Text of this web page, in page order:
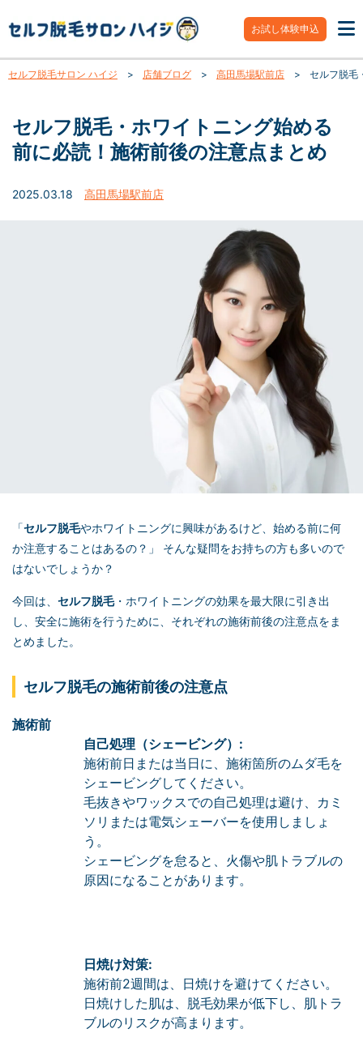
お試し体験申込
セルフ脱毛サロン ハイジ > 店舗ブログ > 高田馬場駅前店 > セルフ脱毛
セルフ脱毛・ホワイトニング始める
前に必読！施術前後の注意点まとめ
2025.03.18 高田馬場駅前店
「セルフ脱毛やホワイトニングに興味があるけど、始める前に何
か注意することはあるの？」 そんな疑問をお持ちの方も多いので
はないでしょうか？
今回は、 セルフ脱毛・ホワイトニングの効果を最大限に引き出
し、安全に施術を行うために、それぞれの施術前後の注意点をま
とめました。
セルフ脱毛の施術前後の注意点
施術前
自己処理（シェービング）:
施術前日または当日に、施術箇所のムダ毛を
シェービングしてください。
毛抜きやワックスでの自己処理は避け、カミ
ソリまたは電気シェーバーを使用しましょ
う。
シェービングを怠ると、火傷や肌トラブルの
原因になることがあります。
日焼け対策:
施術前2週間は、日焼けを避けてください。
日焼けした肌は、脱毛効果が低下し、肌トラ
ブルのリスクが高まります。